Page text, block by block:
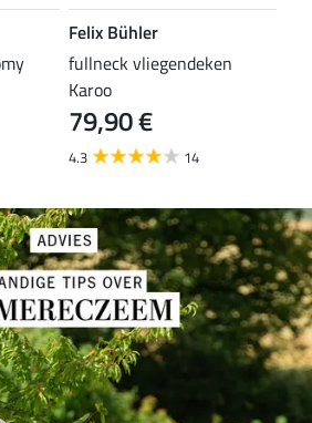
Felix Bühler
fullneck vliegendeken
Karoo
79,90 €
4.3 14